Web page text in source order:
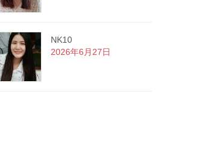
NK10
2026年6月27日